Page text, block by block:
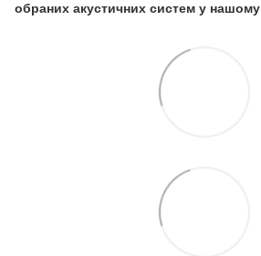
обраних акустичних систем у